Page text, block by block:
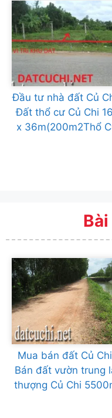
Đầu tư nhà đất Củ
Đất thổ cư Củ Chi
x 36m(200m2Thổ
Mua bán đất Củ
Bán đất vườn trung
thượng Củ Chi